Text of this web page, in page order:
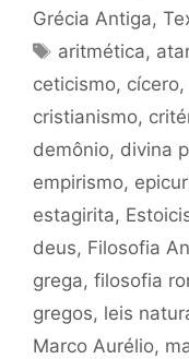
Grécia Antiga,
Tags
aritmética,
ceticismo, cícero,
cristianismo,
demônio, divina
empirismo,
estagirita,
deus, Filosofia
grega, filosofia
gregos, leis
Marco Aurélio,